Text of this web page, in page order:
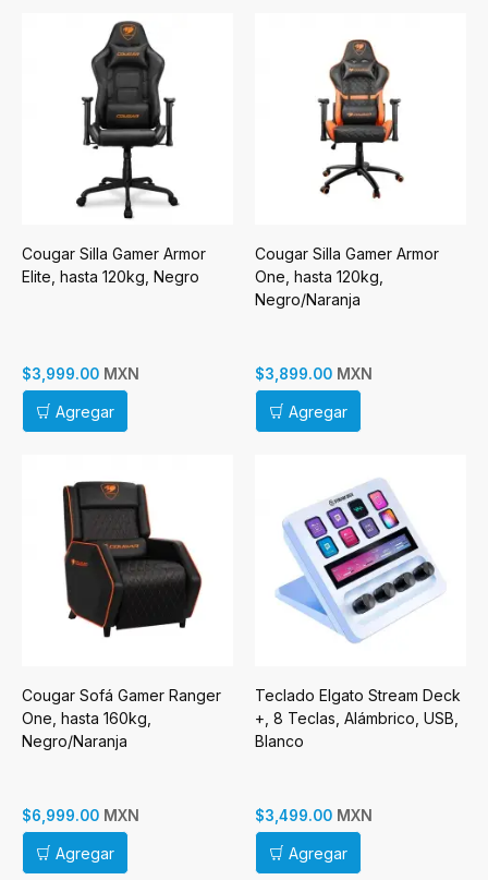
Cougar Silla Gamer Armor
Elite, hasta 120kg, Negro
$3,999.00 MXN
Agregar
Cougar Silla Gamer Armor
One, hasta 120kg,
Negro/Naranja
$3,899.00 MXN
Agregar
Cougar Sofá Gamer Ranger
One, hasta 160kg,
Negro/Naranja
$6,999.00 MXN
Agregar
Teclado Elgato Stream Deck
+, 8 Teclas, Alámbrico, USB,
Blanco
$3,499.00 MXN
Agregar